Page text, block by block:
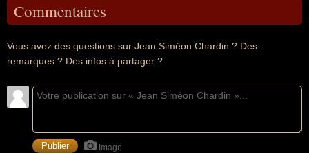
Commentaires
Vous avez des questions sur Jean Siméon Chardin ? Des
remarques ? Des infos à partager ?
Image